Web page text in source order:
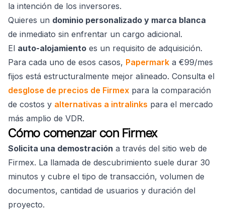
la intención de los inversores.
Quieres un dominio personalizado y marca blanca
de inmediato sin enfrentar un cargo adicional.
El auto-alojamiento es un requisito de adquisición.
Para cada uno de esos casos, Papermark a €99/mes
fijos está estructuralmente mejor alineado. Consulta el
desglose de precios de Firmex para la comparación
de costos y alternativas a intralinks para el mercado
más amplio de VDR.
Cómo comenzar con Firmex
Solicita una demostración a través del sitio web de
Firmex. La llamada de descubrimiento suele durar 30
minutos y cubre el tipo de transacción, volumen de
documentos, cantidad de usuarios y duración del
proyecto.